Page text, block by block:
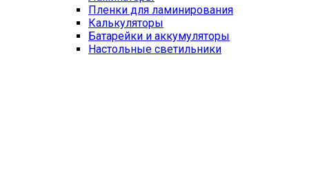
Пленки для ламинирования
Калькуляторы
Батарейки и аккумуляторы
Настольные светильники